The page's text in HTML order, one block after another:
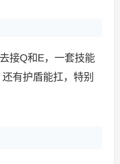
接Q和E，一套技能
有护盾能扛，特别